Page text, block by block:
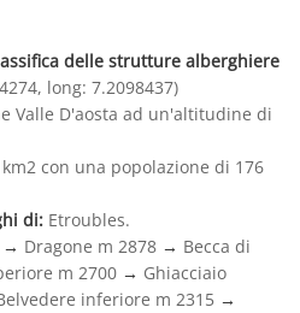
delle strutture alberghiere
long: 7.2098437)
Valle D'aosta ad un'altitudine di
con una popolazione di 176
di: Etroubles.
→ Dragone m 2878 → Becca di
m 2700 → Ghiacciaio
inferiore m 2315 →